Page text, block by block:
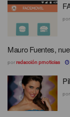
por
Mauro Fuentes,
porredacción prnoticias
por